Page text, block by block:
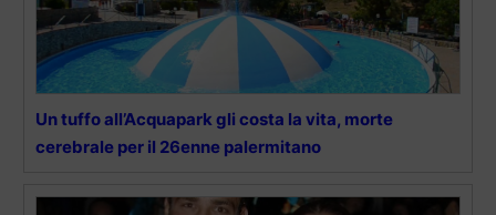
Un tuffo all’Acquapark gli costa la vita, morte
cerebrale per il 26enne palermitano